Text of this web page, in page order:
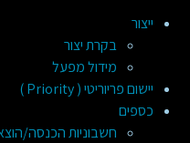
ייצור
בקרת יצור
מידול מפעל
יישום פריוריטי ( Priority )
כספים
חשבוניות הכנסה/